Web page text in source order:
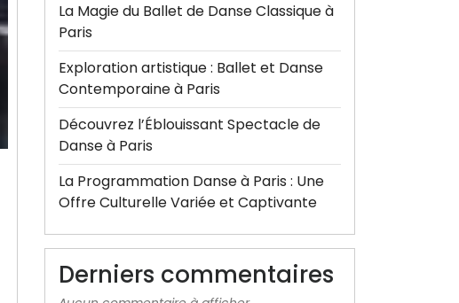
La Magie du Ballet de Danse Classique à
Paris
Exploration artistique : Ballet et Danse
Contemporaine à Paris
Découvrez l’Éblouissant Spectacle de
Danse à Paris
La Programmation Danse à Paris : Une
Offre Culturelle Variée et Captivante
Derniers commentaires